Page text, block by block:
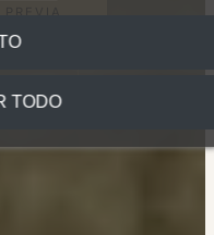
TODO